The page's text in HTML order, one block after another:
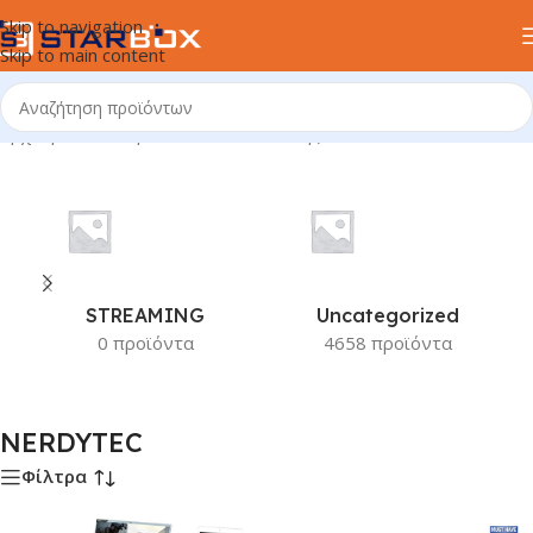
Skip to navigation
Skip to main content
Αρχική σελίδα/Προϊόν Κατασκευαστής/NERDYTEC
STREAMING
0 προϊόντα
Uncategorized
4658 προϊόντα
NERDYTEC
Φίλτρα